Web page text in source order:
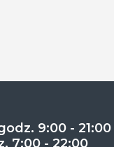
9:00 - 21:00
7:00 - 22:00